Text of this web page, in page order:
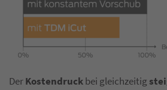
DerKostendruckbei gleichzeitig